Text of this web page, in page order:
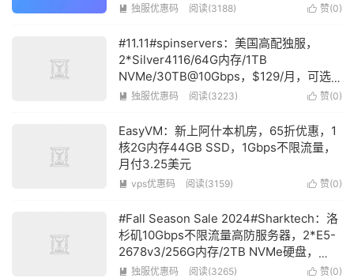
 赞(0)
 独服优惠码 阅读(3188)
#11.11#spinservers：美国高配独服，
2*Silver4116/64G内存/1TB
NVMe/30TB@10Gbps，$129/月，可选
达拉斯/圣何塞机房
 赞(0)
 独服优惠码 阅读(3223)
EasyVM：新上阿什本机房，65折优惠，1
核2G内存44GB SSD，1Gbps不限流量，
月付3.25美元
 赞(0)
 vps优惠码 阅读(3159)
#Fall Season Sale 2024#Sharktech：洛
杉矶10Gbps不限流量高防服务器，2*E5-
2678v3/256G内存/2TB NVMe硬盘，
$319/月起
 赞(0)
 独服优惠码 阅读(3265)